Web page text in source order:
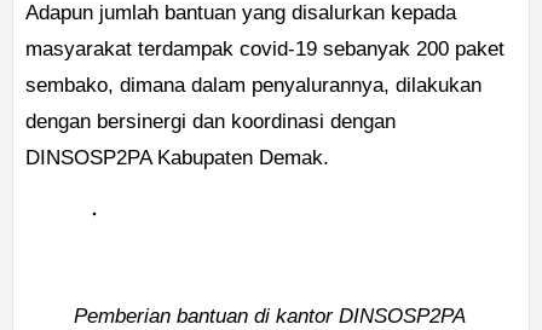
Adapun jumlah bantuan yang disalurkan kepada
masyarakat terdampak covid-19 sebanyak 200 paket
sembako, dimana dalam penyalurannya, dilakukan
dengan bersinergi dan koordinasi dengan
DINSOSP2PA Kabupaten Demak.
Pemberian bantuan di kantor DINSOSP2PA